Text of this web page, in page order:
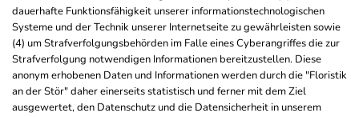
dauerhafte Funktionsfähigkeit unserer informationstechnologischen
Systeme und der Technik unserer Internetseite zu gewährleisten sowie
(4) um Strafverfolgungsbehörden im Falle eines Cyberangriffes die zur
Strafverfolgung notwendigen Informationen bereitzustellen. Diese
anonym erhobenen Daten und Informationen werden durch die "Floristik
an der Stör" daher einerseits statistisch und ferner mit dem Ziel
ausgewertet, den Datenschutz und die Datensicherheit in unserem